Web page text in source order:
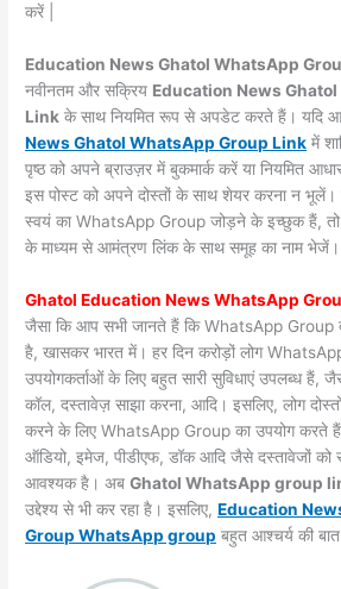
करें |
Education News Ghatol WhatsApp
नवीनतम और सक्रिय Education News
Link के साथ नियमित रूप से अपडेट करते हैं। यदि
News Ghatol WhatsApp Group Link में
पृष्ठ को अपने ब्राउज़र में बुकमार्क करें या नियमित
इस पोस्ट को अपने दोस्तों के साथ शेयर करना न
स्वयं का WhatsApp Group जोड़ने के इच्छुक हैं, तो
के माध्यम से आमंत्रण लिंक के साथ समूह का नाम भेजें।
Ghatol Education News WhatsApp
जैसा कि आप सभी जानते हैं कि WhatsApp Group
है, खासकर भारत में। हर दिन करोड़ों लोग
उपयोगकर्ताओं के लिए बहुत सारी सुविधाएं उपलब्ध हैं,
कॉल, दस्तावेज़ साझा करना, आदि। इसलिए, लोग
करने के लिए WhatsApp Group का उपयोग करते
ऑडियो, इमेज, पीडीएफ, डॉक आदि जैसे दस्तावेजों को
आवश्यक है। अबGhatol WhatsApp group
उद्देश्य से भी कर रहा है। इसलिए,Education
Group WhatsApp group बहुत आश्चर्य की बात